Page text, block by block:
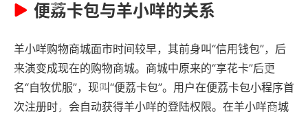
便荔卡包与羊小咩的关系
羊小咩购物商城面市时间较早，其前身叫“信用钱包”，后
来演变成现在的购物商城。商城中原来的“享花卡”后更
名“自牧优服”，现叫“便荔卡包”。用户在便荔卡包小程序首
次注册时，会自动获得羊小咩的登陆权限。在羊小咩商城